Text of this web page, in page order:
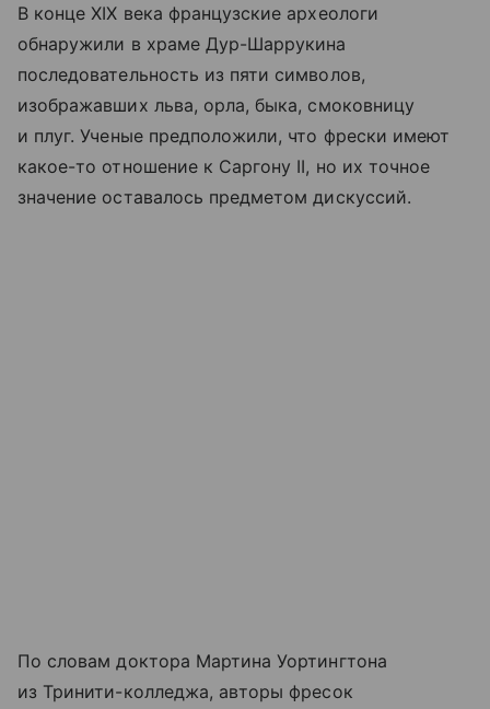
В конце XIX века французские археологи
обнаружили в храме Дур-Шаррукина
последовательность из пяти символов,
изображавших льва, орла, быка, смоковницу
и плуг. Ученые предположили, что фрески имеют
какое-то отношение к Саргону II, но их точное
значение оставалось предметом дискуссий.
По словам доктора Мартина Уортингтона
из Тринити-колледжа, авторы фресок